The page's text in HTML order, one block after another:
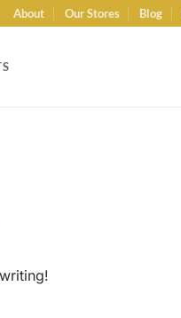
About Our Stores Blog